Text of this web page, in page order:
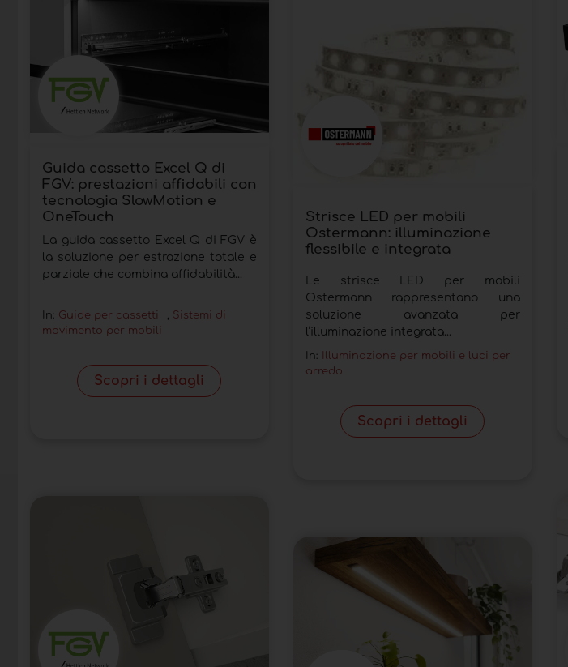
Guida cassetto Excel Q di
FGV: prestazioni affidabili con
tecnologia SlowMotion e
OneTouch
La guida cassetto Excel Q di FGV è
la soluzione per estrazione totale e
parziale che combina affidabilità...
In: Guide per cassetti
Sistemi di
movimento per mobili
Scopri i dettagli
Strisce LED per mobili
Ostermann: illuminazione
flessibile e integrata
Le strisce LED per mobili
Ostermann rappresentano una
soluzione avanzata per
l’illuminazione integrata...
In:
Illuminazione per mobili e luci per
arredo
Scopri i dettagli